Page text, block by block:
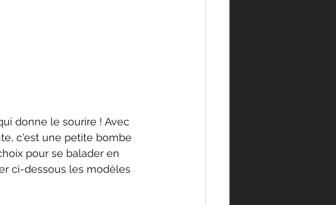
donne le sourire ! Avec
c'est une petite bombe
pour se balader en
ci-dessous les modèles